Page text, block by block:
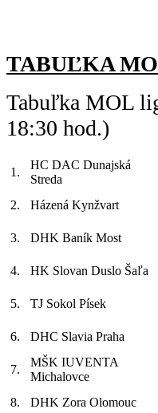
TABUĽKA
Tabuľka MOL
18:30 hod.)
1.
HC DAC Dunajská
Streda
2. Házená Kynžvart
3. DHK Baník Most
4. HK Slovan Duslo Šaľa
5. TJ Sokol Písek
6. DHC Slavia Praha
7.
MŠK IUVENTA
Michalovce
8. DHK Zora Olomouc